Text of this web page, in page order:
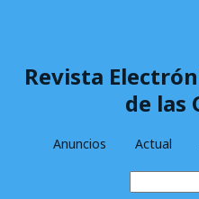
Revista
de las
Anuncios Actual